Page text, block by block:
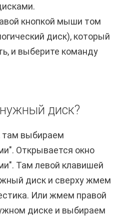
кнопкой мыши том
диск), который
и выберите команду
диск?
там выбираем
Открывается окно
Там левой клавишей
диск и сверху жмем
Или жмем правой
диске и выбираем